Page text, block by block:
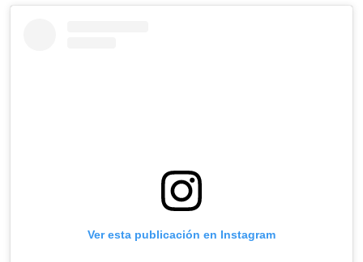
Ver esta publicación en Instagram